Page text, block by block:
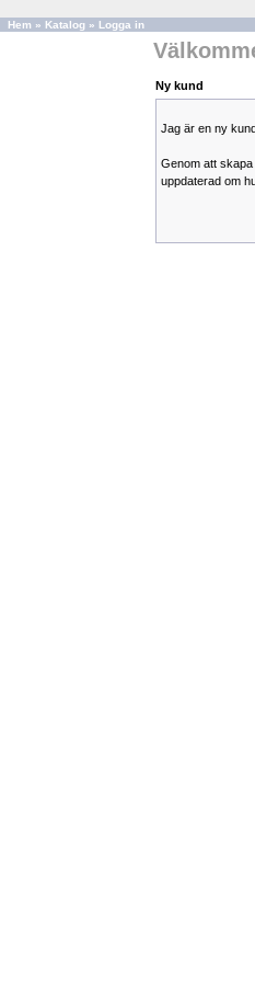
Hem » Katalog » Logga in
Ny kund
Jag är en ny
Genom att
uppdaterad om